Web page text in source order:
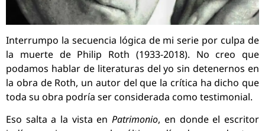
Interrumpo la secuencia lógica de mi serie por culpa de
la muerte de Philip Roth (1933-2018). No creo que
podamos hablar de literaturas del yo sin detenernos en
la obra de Roth, un autor del que la crítica ha dicho que
toda su obra podría ser considerada como testimonial.
Eso salta a la vista enPatrimonio, en donde el escritor